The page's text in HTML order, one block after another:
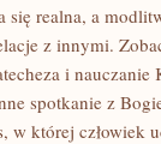
się realna, a
z innymi.
i nauczanie
spotkanie z
w której człowiek